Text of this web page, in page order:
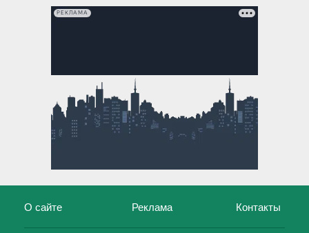
РЕКЛАМА
О сайте Реклама Контакты